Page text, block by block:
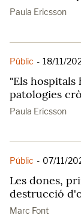
Paula Ericsson
Públic - 18/11/
"Els
patologies
Paula Ericsson
Públic - 07/11/
Les dones,
destrucció
Marc Font